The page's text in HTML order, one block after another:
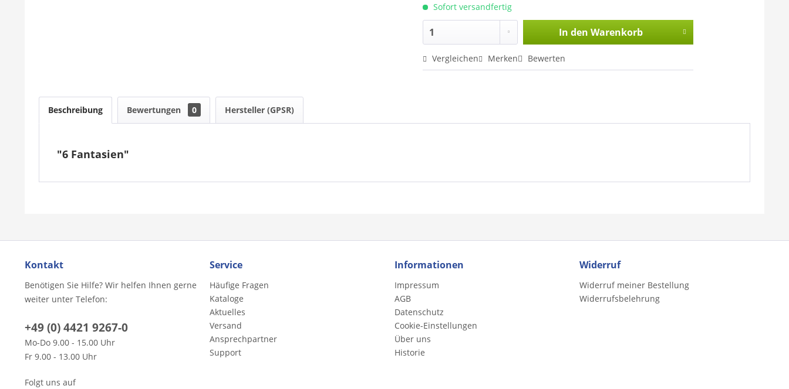
Sofort versandfertig
In den Warenkorb
Vergleichen Merken Bewerten
Beschreibung Bewertungen 0 Hersteller (GPSR)
"6 Fantasien"
Kontakt
Benötigen Sie Hilfe? Wir helfen Ihnen gerne
weiter unter Telefon:
+49 (0) 4421 9267-0
Mo-Do 9.00 - 15.00 Uhr
Fr 9.00 - 13.00 Uhr
Folgt uns auf
Service
Häufige Fragen
Kataloge
Aktuelles
Versand
Ansprechpartner
Support
Informationen
Impressum
AGB
Datenschutz
Cookie-Einstellungen
Über uns
Historie
Widerruf
Widerruf meiner Bestellung
Widerrufsbelehrung